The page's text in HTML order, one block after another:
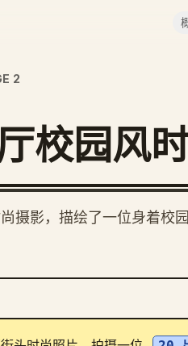
2
校园风
摄影，描绘了一位身着校